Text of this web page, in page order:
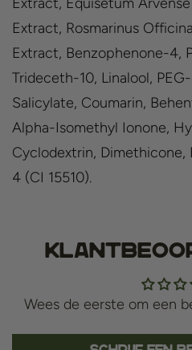
Extract, Rosmarinus
Extract, Benzophenone-4,
Trideceth-10, Linalool,
Salicylate, Coumarin,
Alpha-Isomethyl Ionone,
Cyclodextrin, Dimethicone,
4 (CI 15510).
Wees de eerste om een